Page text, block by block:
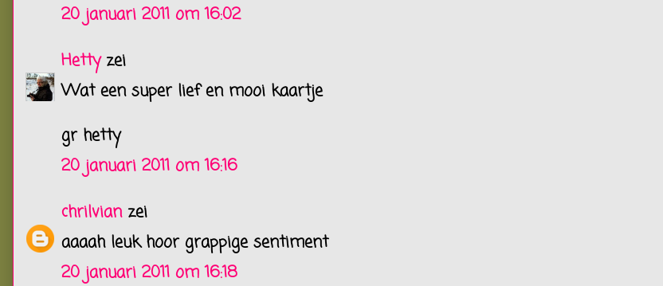
20 januari 2011 om 16:02
Hettyzei
Wat een super lief en mooi kaartje
gr hetty
20 januari 2011 om 16:16
chrilvianzei
aaaah leuk hoor grappige sentiment
20 januari 2011 om 16:18